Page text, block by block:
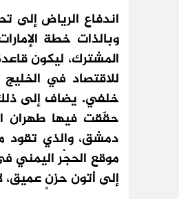
اندفاع الرياض إلى
وبالذات خطة
المشترك، ليكون
للاقتصاد في
خلفي. يضاف إلى
حقّقت فيها طهران
دمشق، والذي تقود
موقع الحجْر اليمني
إلى أتون حزنٍ عميق،